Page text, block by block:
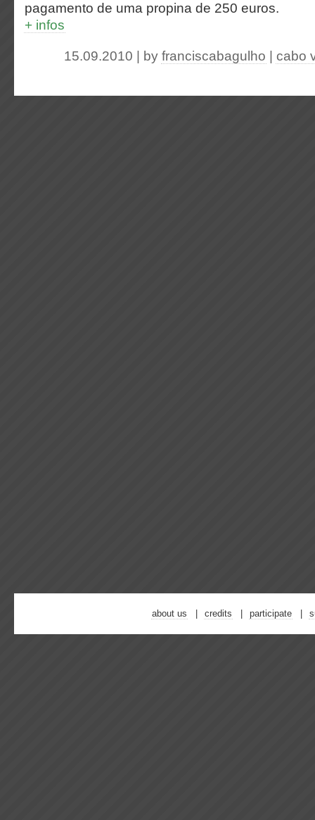
pagamento de uma propina de 250 euros.
+ infos
15.09.2010 | by franciscabagulho cabo
about us credits participate